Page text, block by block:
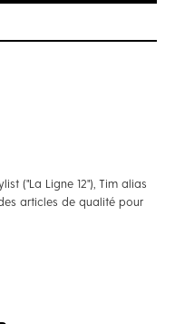
("La Ligne 12"), Tim alias
articles de qualité pour